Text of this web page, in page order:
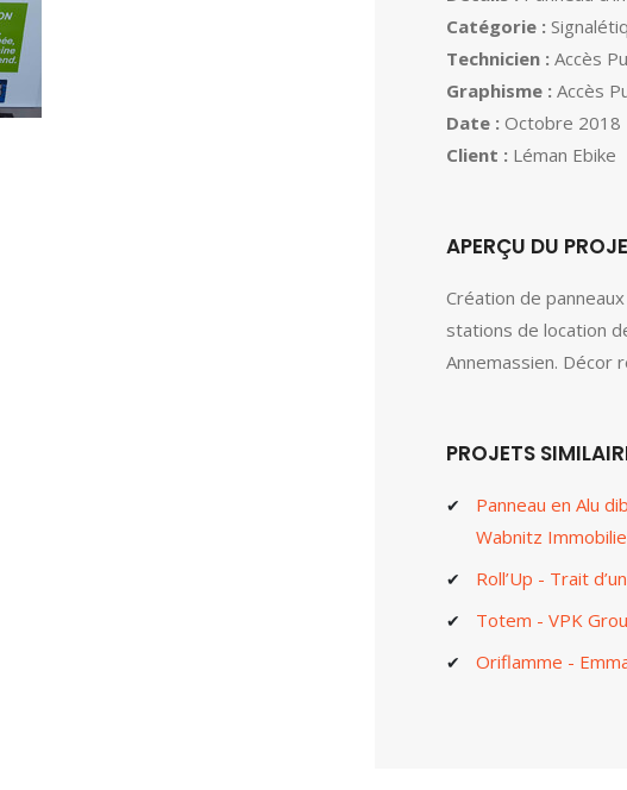
Catégorie :
Technicien : Accès
Graphisme : Accès
Date : Octobre 2018
Client : Léman Ebike
APERÇU DU
Création de
stations de location
Annemassien. Décor
PROJETS
Panneau en Alu
Wabnitz
Roll’Up - Trait
Totem - VPK
Oriflamme -